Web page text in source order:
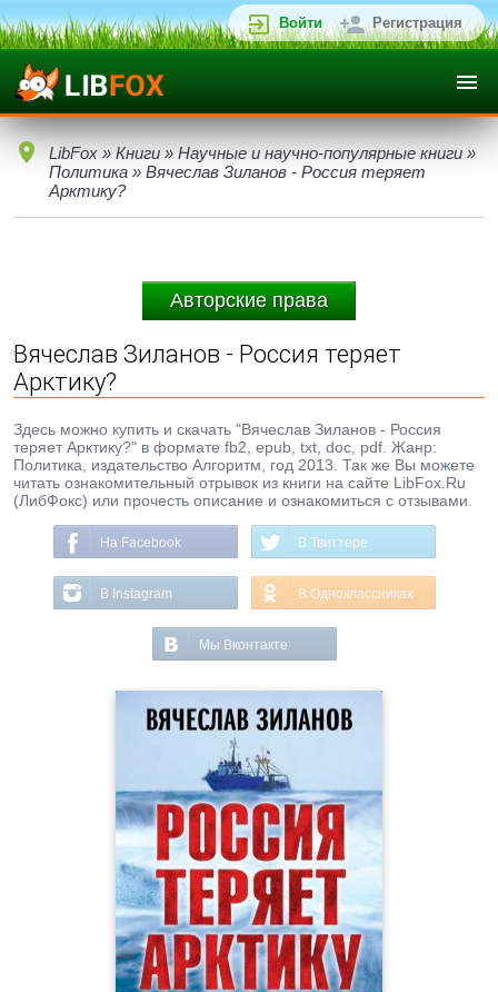
Войти Регистрация
LibFox » Книги » Научные и научно-популярные книги »
Политика » Вячеслав Зиланов - Россия теряет
Арктику?
Авторские права
Вячеслав Зиланов - Россия теряет
Арктику?
Здесь можно купить и скачать "Вячеслав Зиланов - Россия
теряет Арктику?" в формате fb2, epub, txt, doc, pdf. Жанр:
Политика, издательство Алгоритм, год 2013. Так же Вы можете
читать ознакомительный отрывок из книги на сайте LibFox.Ru
(ЛибФокс) или прочесть описание и ознакомиться с отзывами.
На Facebook В Твиттере
В Instagram В Одноклассниках
Мы Вконтакте